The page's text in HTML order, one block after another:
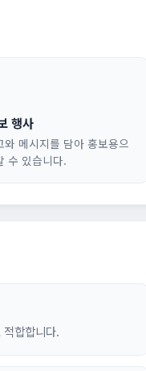
행사
와 메시지를 담아 홍보용으
수 있습니다.
합합니다.